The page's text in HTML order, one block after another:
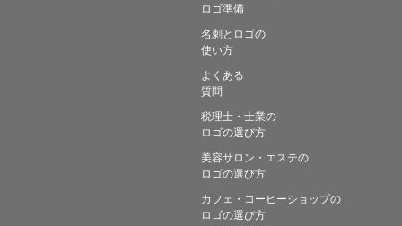
ロゴ準備
名刺とロゴの
使い方
よくある
質問
税理士・士業の
ロゴの選び方
美容サロン・エステの
ロゴの選び方
カフェ・コーヒーショップの
ロゴの選び方